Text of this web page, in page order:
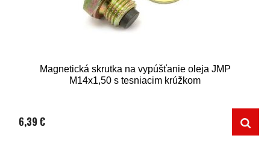
Magnetická skrutka na vypúšťanie oleja JMP
M14x1,50 s tesniacim krúžkom
6,39 €